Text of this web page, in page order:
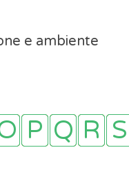
e ambiente